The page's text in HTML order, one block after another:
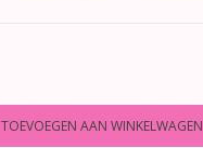
TOEVOEGEN AAN WINKELWAGEN